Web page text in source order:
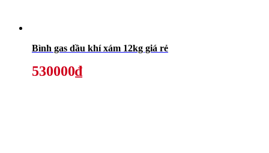
Bình gas dầu khí xám 12kg giá rẻ
530000₫